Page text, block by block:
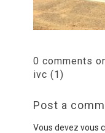
0 comments
ivc (1)
Post a
Vous devez vous